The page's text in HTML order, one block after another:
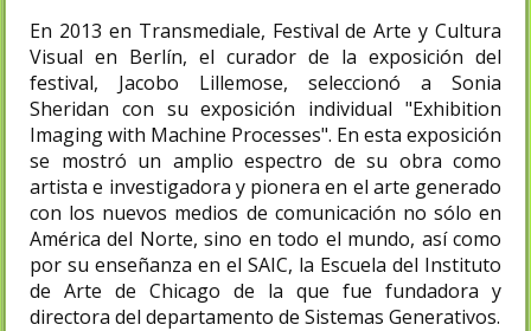
En 2013 en Transmediale, Festival de Arte y Cultura
Visual en Berlín, el curador de la exposición del
festival, Jacobo Lillemose, seleccionó a Sonia
Sheridan con su exposición individual "Exhibition
Imaging with Machine Processes". En esta exposición
se mostró un amplio espectro de su obra como
artista e investigadora y pionera en el arte generado
con los nuevos medios de comunicación no sólo en
América del Norte, sino en todo el mundo, así como
por su enseñanza en el SAIC, la Escuela del Instituto
de Arte de Chicago de la que fue fundadora y
directora del departamento de Sistemas Generativos.